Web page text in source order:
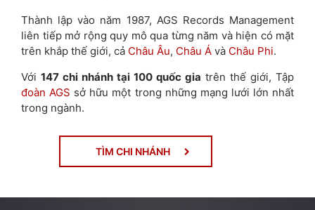
Thành lập vào năm 1987, AGS Records Management
liên tiếp mở rộng quy mô qua từng năm và hiện có mặt
trên khắp thế giới, cả Châu Âu, Châu Á và Châu Phi.
Với 147 chi nhánh tại 100 quốc gia trên thế giới, Tập
đoàn AGS sở hữu một trong những mạng lưới lớn nhất
trong ngành.
TÌM CHI NHÁNH